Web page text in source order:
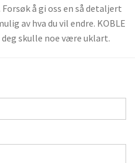
å gi oss en så detaljert
av hva du vil endre. KOBLE
skulle noe være uklart.